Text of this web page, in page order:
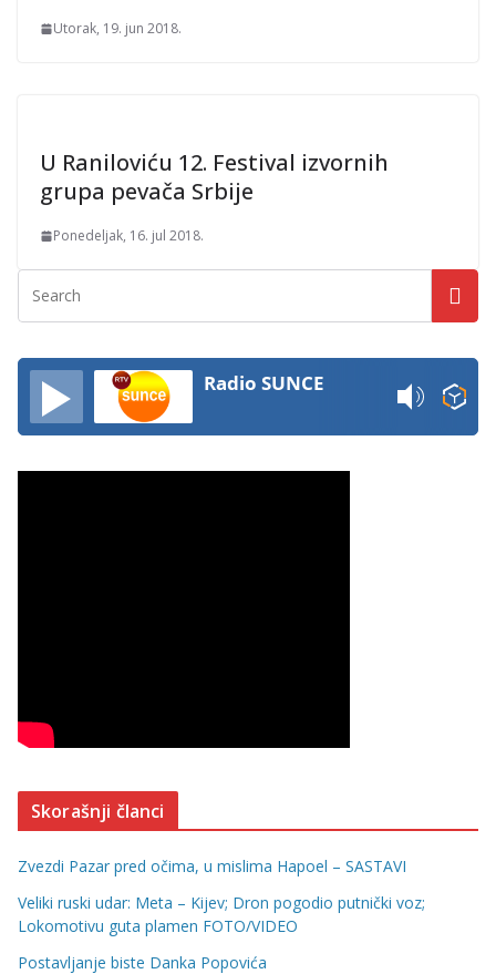
Utorak, 19. jun 2018.
U Raniloviću 12. Festival izvornih
grupa pevača Srbije
Ponedeljak, 16. jul 2018.
Radio SUNCE
Skorašnji članci
Zvezdi Pazar pred očima, u mislima Hapoel – SASTAVI
Veliki ruski udar: Meta – Kijev; Dron pogodio putnički voz;
Lokomotivu guta plamen FOTO/VIDEO
Postavljanje biste Danka Popovića